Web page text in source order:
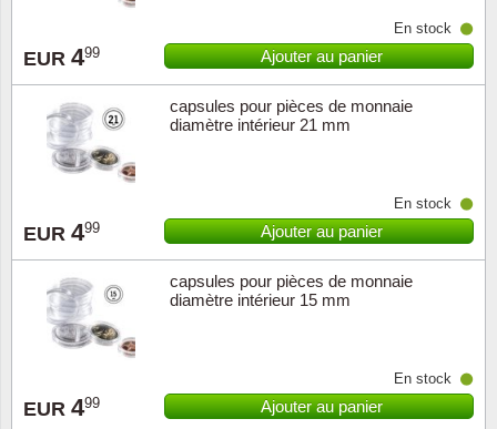
EUR 499
En stock
Ajouter au panier
capsules pour pièces de monnaie
diamètre intérieur 21 mm
EUR 499
En stock
Ajouter au panier
capsules pour pièces de monnaie
diamètre intérieur 15 mm
EUR 499
En stock
Ajouter au panier